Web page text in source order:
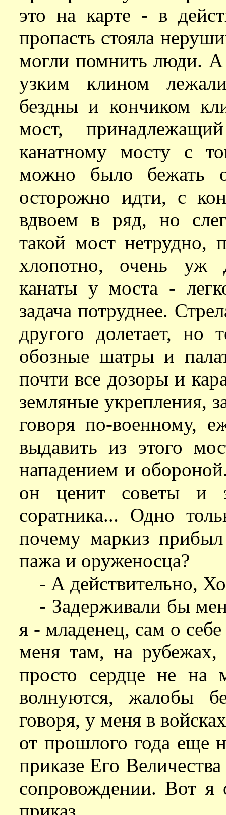
это на карте - в
пропасть стояла
могли помнить люди. А
узким клином
бездны и кончиком
мост,
канатному мосту с
можно было бежать
осторожно идти, с
вдвоем в ряд, но
такой мост нетрудно,
хлопотно, очень уж
канаты у моста -
задача потруднее.
другого долетает, но
обозные шатры и
почти все дозоры и
земляные укрепления,
говоря по-военному,
выдавить из этого
нападением и
он ценит советы и
соратника... Одно
почему маркиз
пажа и оруженосца?
- А действительно,
- Задерживали бы
я - младенец, сам о
меня там, на рубежах,
просто сердце не на
волнуются, жалобы
говоря, у меня в
от прошлого года еще
приказе Его
сопровождении. Вот я